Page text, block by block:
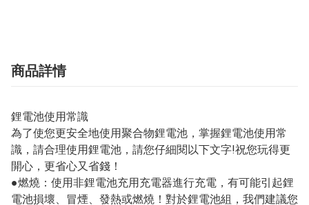
商品詳情
鋰電池使用常識
為了使您更安全地使用聚合物鋰電池，掌握鋰電池使用常
識，請合理使用鋰電池，請您仔細閱以下文字!祝您玩得更
開心，更省心又省錢！
●燃燒：使用非鋰電池充用充電器進行充電，有可能引起鋰
電池損壞、冒煙、發熱或燃燒！對於鋰電池組，我們建議您